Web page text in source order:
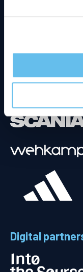
Digital